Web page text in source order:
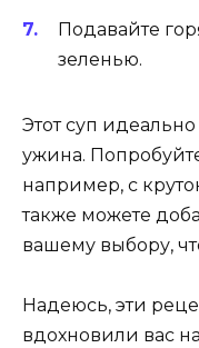
Подавайте
зеленью.
Этот суп
ужина.
например, с
также можете
вашему выбору,
Надеюсь, эти
вдохновили вас